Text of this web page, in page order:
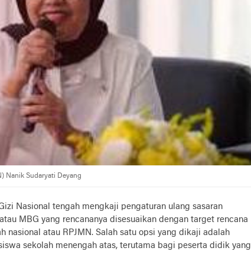
Nanik Sudaryati Deyang
Nasional tengah mengkaji pengaturan ulang sasaran
MBG yang rencananya disesuaikan dengan target rencana
nasional atau RPJMN. Salah satu opsi yang dikaji adalah
sekolah menengah atas, terutama bagi peserta didik yang